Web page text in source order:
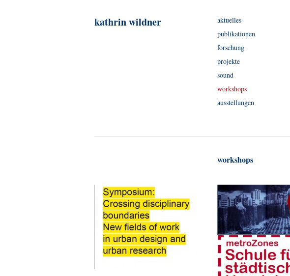
kathrin wildner
aktuelles
publikationen
forschung
projekte
sound
workshops
ausstellungen
workshops